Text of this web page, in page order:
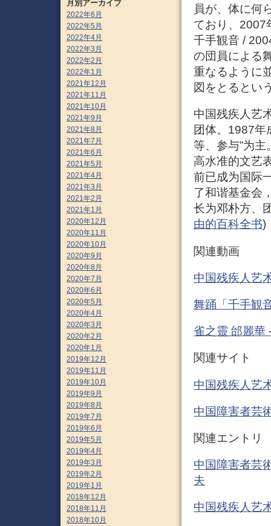
員が、体に何
ており、2007
千手観音 /
の団員による
重なるように
図をとるとい
中国残疾人艺
团体。1987年
等、参与”为
高水准的文艺
前已成为国际
了和谐基金会
长为邓朴方、
由的百科全书)
関連動画
中国残疾人艺
舞踊「千手観
雀之靈 邰麗華
関連サイト
中国残疾人艺
中国障害者芸
関連エントリ
中国障害者芸
夫
中国残疾人艺
月別アーカイブ
2022年6月
2022年5月
2022年4月
2022年3月
2022年2月
2022年1月
2021年12月
2021年11月
2021年10月
2021年9月
2021年8月
2021年7月
2021年6月
2021年5月
2021年4月
2021年3月
2021年2月
2021年1月
2020年12月
2020年11月
2020年10月
2020年9月
2020年8月
2020年7月
2020年6月
2020年5月
2020年4月
2020年3月
2020年2月
2020年1月
2019年12月
2019年11月
2019年10月
2019年9月
2019年8月
2019年7月
2019年6月
2019年5月
2019年4月
2019年3月
2019年2月
2019年1月
2018年12月
2018年11月
2018年10月